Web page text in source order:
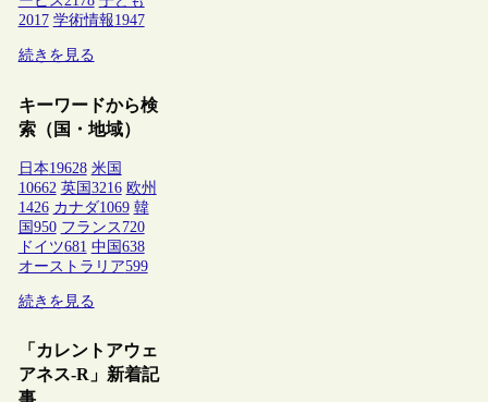
2017 学術情報1947
続きを見る
キーワードから検
索（国・地域）
日本19628 米国
10662 英国 3216 欧州
1426 カナダ1069 韓
国 950 フランス 720
ドイツ681 中国 638
オーストラリア599
続きを見る
「カレントアウェ
アネス-R」新着記